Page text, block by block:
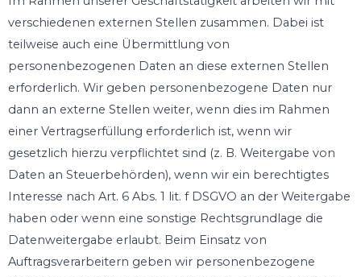
verschiedenen externen Stellen zusammen. Dabei ist
teilweise auch eine Übermittlung von
personenbezogenen Daten an diese externen Stellen
erforderlich. Wir geben personenbezogene Daten nur
dann an externe Stellen weiter, wenn dies im Rahmen
einer Vertragserfüllung erforderlich ist, wenn wir
gesetzlich hierzu verpflichtet sind (z. B. Weitergabe von
Daten an Steuerbehörden), wenn wir ein berechtigtes
Interesse nach Art. 6 Abs. 1 lit. f DSGVO an der Weitergabe
haben oder wenn eine sonstige Rechtsgrundlage die
Datenweitergabe erlaubt. Beim Einsatz von
Auftragsverarbeitern geben wir personenbezogene